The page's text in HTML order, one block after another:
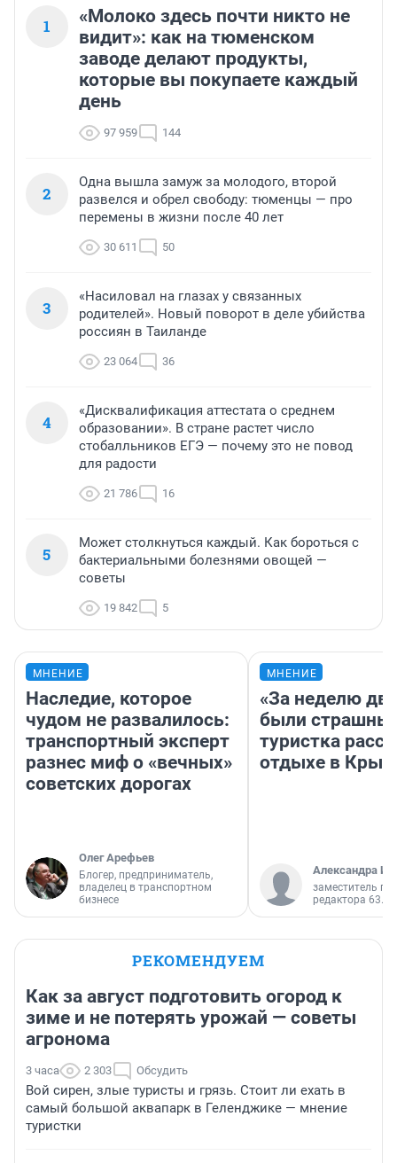
1
«Молоко здесь почти никто не
видит»: как на тюменском
заводе делают продукты,
которые вы покупаете каждый
день
97 959 144
2
Одна вышла замуж за молодого, второй
развелся и обрел свободу: тюменцы — про
перемены в жизни после 40 лет
30 611 50
3
«Насиловал на глазах у связанных
родителей». Новый поворот в деле убийства
россиян в Таиланде
23 064 36
4
«Дисквалификация аттестата о среднем
образовании». В стране растет число
стобалльников ЕГЭ — почему это не повод
для радости
21 786 16
5
Может столкнуться каждый. Как бороться с
бактериальными болезнями овощей —
советы
19 842 5
МНЕНИЕ
Наследие, которое
чудом не развалилось:
транспортный эксперт
разнес миф о «вечных»
советских дорогах
Олег Арефьев
Блогер, предприниматель,
владелец в транспортном
бизнесе
МНЕНИЕ
«За неделю
были
туристка
отдыхе в
Александра
заместитель
редактора 63.RU
РЕКОМЕНДУЕМ
Как за август подготовить огород к
зиме и не потерять урожай — советы
агронома
3 часа 2 303 Обсудить
Вой сирен, злые туристы и грязь. Стоит ли ехать в
самый большой аквапарк в Геленджике — мнение
туристки